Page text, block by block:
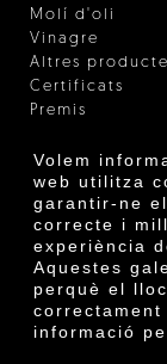
Volem
web utilitza
garantir-ne
correcte i
experiència
Aquestes
perquè el
informació
Molí d'oli
Vinagre
Altres
Certificats
Premis